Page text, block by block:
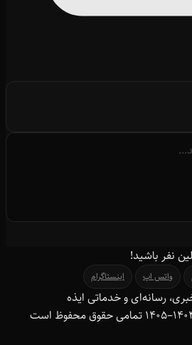
نفر باشید!
واتس اپ اینستاگرام
رسانه‌ای و خدماتی ایذه